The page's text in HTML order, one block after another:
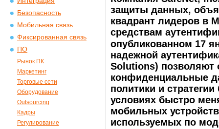
Безопасность
Мобильная связь
Фиксированная связь
ПО
Рынок ПК
Маркетинг
Торговые сети
Оборудование
Outsourcing
Кадры
Регулирование
защиты данных,
квадрант лидеров в
средствам
опубликованном 17
надежной
Solutions) позволяют
конфиденциальные
политики и
условиях быстро
мобильных
используемых по